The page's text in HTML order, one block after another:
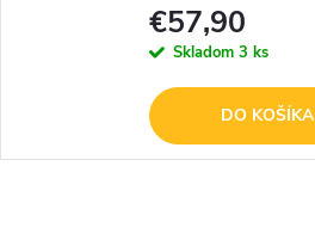
€57,90
Skladom 3 ks
DO KOŠÍKA